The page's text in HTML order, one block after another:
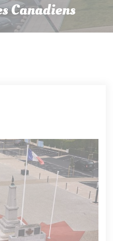
Canadiens